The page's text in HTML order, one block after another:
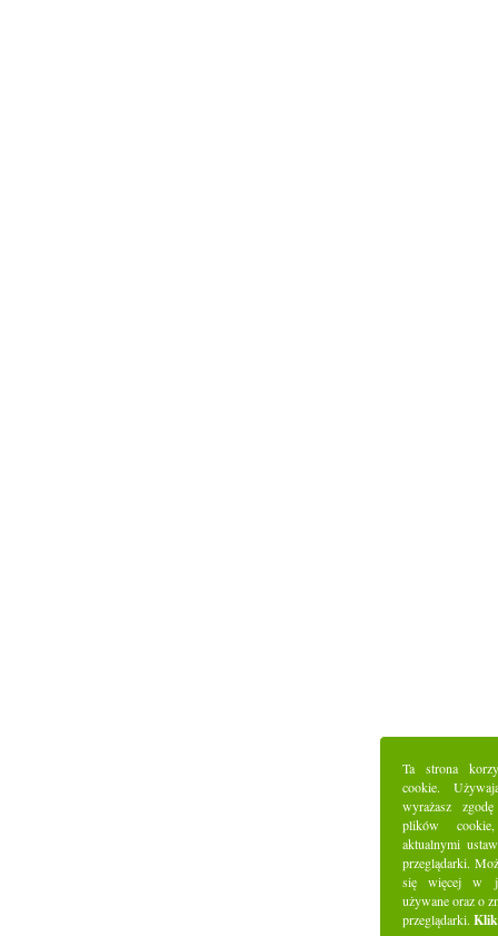
Ta strona
cookie.
wyrażasz
plików
aktualnymi
przeglądarki.
się więcej w
używane oraz o
przeglądarki.